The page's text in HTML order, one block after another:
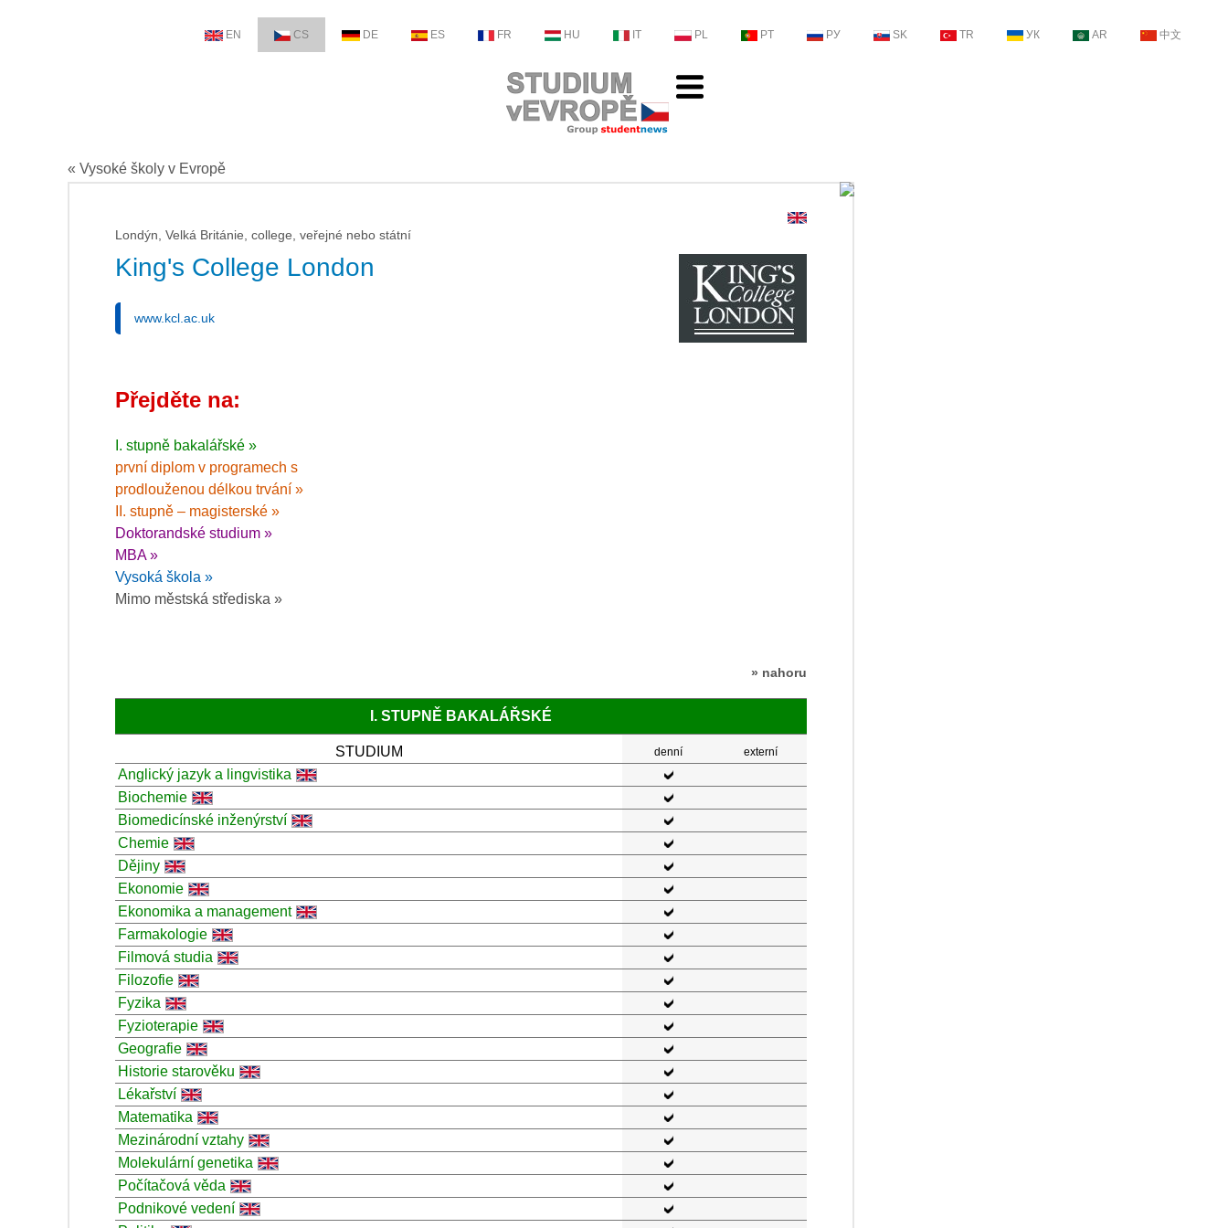
EN CS DE ES FR HU IT PL PT РУ SK TR УК AR 中文
« Vysoké školy v Evropě
Londýn, Velká Británie, college, veřejné nebo státní
King's College London
www.kcl.ac.uk
Přejděte na:
I. stupně bakalářské »
první diplom v programech s
prodlouženou délkou trvání »
II. stupně – magisterské »
Doktorandské studium »
MBA »
Vysoká škola »
Mimo městská střediska »
» nahoru
I. STUPNĚ BAKALÁŘSKÉ
STUDIUM denní externí
Anglický jazyk a lingvistika
Biochemie
Biomedicínské inženýrství
Chemie
Dějiny
Ekonomie
Ekonomika a management
Farmakologie
Filmová studia
Filozofie
Fyzika
Fyzioterapie
Geografie
Historie starověku
Lékařství
Matematika
Mezinárodní vztahy
Molekulární genetika
Počítačová věda
Podnikové vedení